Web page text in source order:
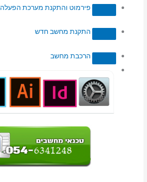
פירמוט והתקנת מערכת הפעלה
התקנת מחשב חדש
הרכבת מחשב